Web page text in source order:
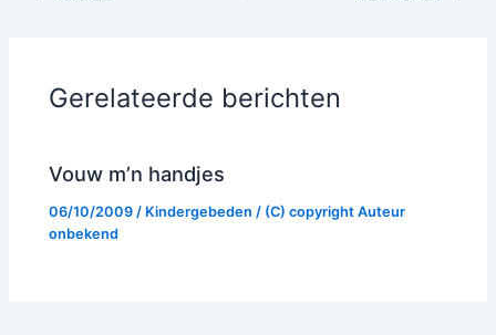
Gerelateerde berichten
Vouw m’n handjes
06/10/2009 / Kindergebeden / (C) copyrightAuteur
onbekend